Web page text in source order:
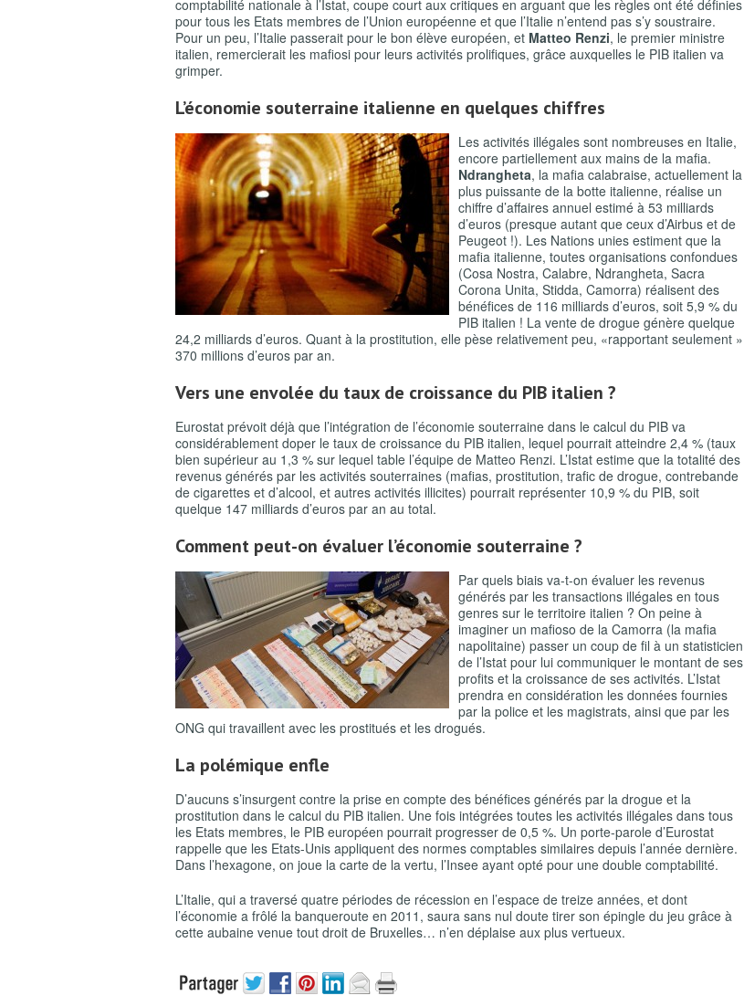
comptabilité nationale à l’Istat, coupe court aux critiques en arguant que les règles ont été définies
pour tous les Etats membres de l’Union européenne et que l’Italie n’entend pas s’y soustraire.
Pour un peu, l’Italie passerait pour le bon élève européen, et Matteo Renzi, le premier ministre
italien, remercierait les mafiosi pour leurs activités prolifiques, grâce auxquelles le PIB italien va
grimper.
L’économie souterraine italienne en quelques chiffres
Les activités illégales sont nombreuses en Italie,
encore partiellement aux mains de la mafia.
Ndrangheta, la mafia calabraise, actuellement la
plus puissante de la botte italienne, réalise un
chiffre d’affaires annuel estimé à 53 milliards
d’euros (presque autant que ceux d’Airbus et de
Peugeot !). Les Nations unies estiment que la
mafia italienne, toutes organisations confondues
(Cosa Nostra, Calabre, Ndrangheta, Sacra
Corona Unita, Stidda, Camorra) réalisent des
bénéfices de 116 milliards d’euros, soit 5,9 % du
PIB italien ! La vente de drogue génère quelque
24,2 milliards d’euros. Quant à la prostitution, elle pèse relativement peu, «rapportant seulement »
370 millions d’euros par an.
Vers une envolée du taux de croissance du PIB italien ?
Eurostat prévoit déjà que l’intégration de l’économie souterraine dans le calcul du PIB va
considérablement doper le taux de croissance du PIB italien, lequel pourrait atteindre 2,4 % (taux
bien supérieur au 1,3 % sur lequel table l’équipe de Matteo Renzi. L’Istat estime que la totalité des
revenus générés par les activités souterraines (mafias, prostitution, trafic de drogue, contrebande
de cigarettes et d’alcool, et autres activités illicites) pourrait représenter 10,9 % du PIB, soit
quelque 147 milliards d’euros par an au total.
Comment peut-on évaluer l’économie souterraine ?
Par quels biais va-t-on évaluer les revenus
générés par les transactions illégales en tous
genres sur le territoire italien ? On peine à
imaginer un mafioso de la Camorra (la mafia
napolitaine) passer un coup de fil à un statisticien
de l’Istat pour lui communiquer le montant de ses
profits et la croissance de ses activités. L’Istat
prendra en considération les données fournies
par la police et les magistrats, ainsi que par les
ONG qui travaillent avec les prostitués et les drogués.
La polémique enfle
D’aucuns s’insurgent contre la prise en compte des bénéfices générés par la drogue et la
prostitution dans le calcul du PIB italien. Une fois intégrées toutes les activités illégales dans tous
les Etats membres, le PIB européen pourrait progresser de 0,5 %. Un porte-parole d’Eurostat
rappelle que les Etats-Unis appliquent des normes comptables similaires depuis l’année dernière.
Dans l’hexagone, on joue la carte de la vertu, l’Insee ayant opté pour une double comptabilité.
L’Italie, qui a traversé quatre périodes de récession en l’espace de treize années, et dont
l’économie a frôlé la banqueroute en 2011, saura sans nul doute tirer son épingle du jeu grâce à
cette aubaine venue tout droit de Bruxelles… n’en déplaise aux plus vertueux.